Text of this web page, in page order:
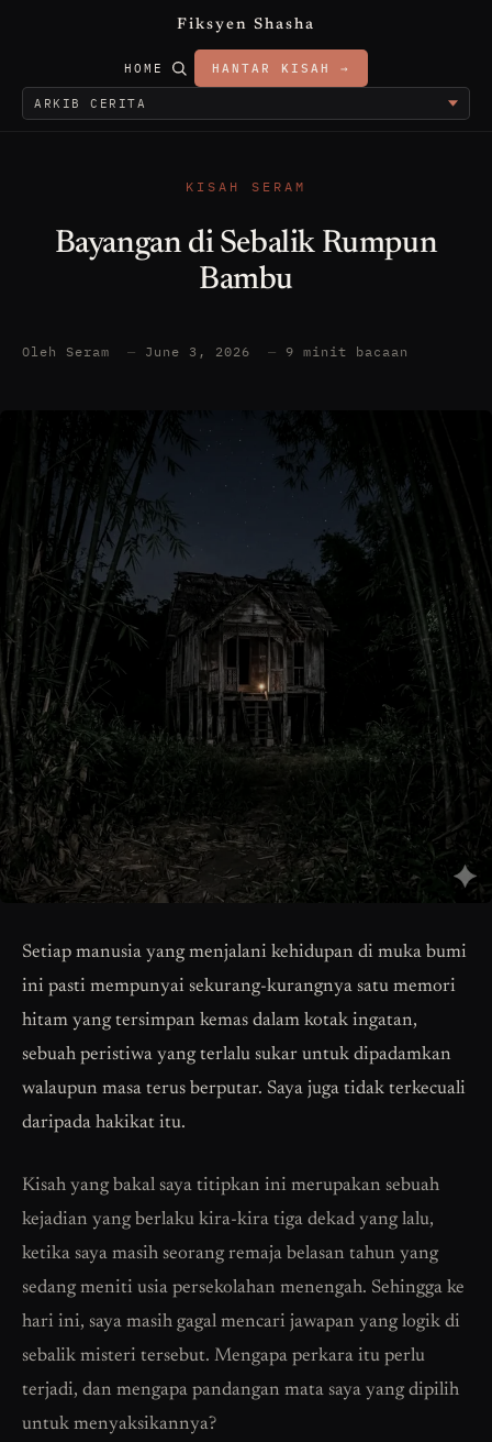
Fiksyen Shasha
HOME HANTAR KISAH →
KISAH SERAM
Bayangan di Sebalik Rumpun
Bambu
Oleh Seram — June 3, 2026 — 9 minit bacaan
Setiap manusia yang menjalani kehidupan di muka bumi
ini pasti mempunyai sekurang-kurangnya satu memori
hitam yang tersimpan kemas dalam kotak ingatan,
sebuah peristiwa yang terlalu sukar untuk dipadamkan
walaupun masa terus berputar. Saya juga tidak terkecuali
daripada hakikat itu.
Kisah yang bakal saya titipkan ini merupakan sebuah
kejadian yang berlaku kira-kira tiga dekad yang lalu,
ketika saya masih seorang remaja belasan tahun yang
sedang meniti usia persekolahan menengah. Sehingga ke
hari ini, saya masih gagal mencari jawapan yang logik di
sebalik misteri tersebut. Mengapa perkara itu perlu
terjadi, dan mengapa pandangan mata saya yang dipilih
untuk menyaksikannya?